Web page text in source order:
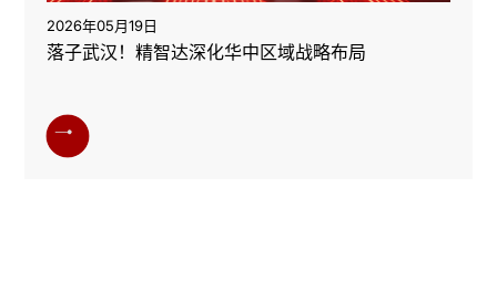
2026年05月19日
落子武汉！精智达深化华中区域战略布局